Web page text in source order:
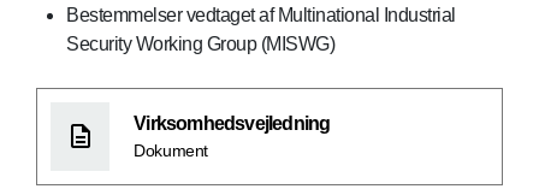
Bestemmelser vedtaget af Multinational Industrial
Security Working Group (MISWG)
Virksomhedsvejledning
Dokument